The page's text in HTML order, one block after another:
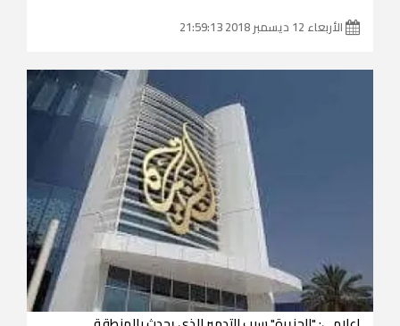
الأربعاء 12 ديسمبر 2018 21:59:13